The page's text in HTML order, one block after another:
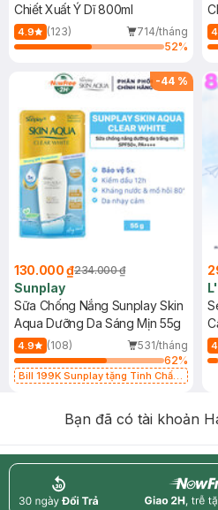
Chiết Xuất Ý Dĩ 800ml
4.9 (123)
714/tháng
52%
-44 %
130.000 ₫234.000 ₫
Sunplay
Sữa Chống Nắng Sunplay Skin
Aqua Dưỡng Da Sáng Mịn 55g
4.9 (108)
531/tháng
62%
Bill 199K Sunplay tặng Tinh Chất
Bạn đã có tài khoản